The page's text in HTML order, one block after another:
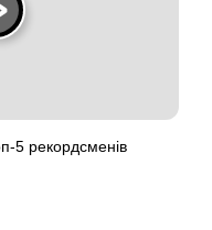
5 рекордсменів